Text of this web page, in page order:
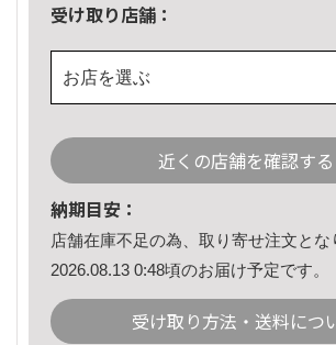
受け取り店舗：
お店を選ぶ
近くの店舗を確認する
納期目安：
店舗在庫不足の為、取り寄せ注文とな
2026.08.13 0:48頃のお届け予定です。
受け取り方法・送料につ